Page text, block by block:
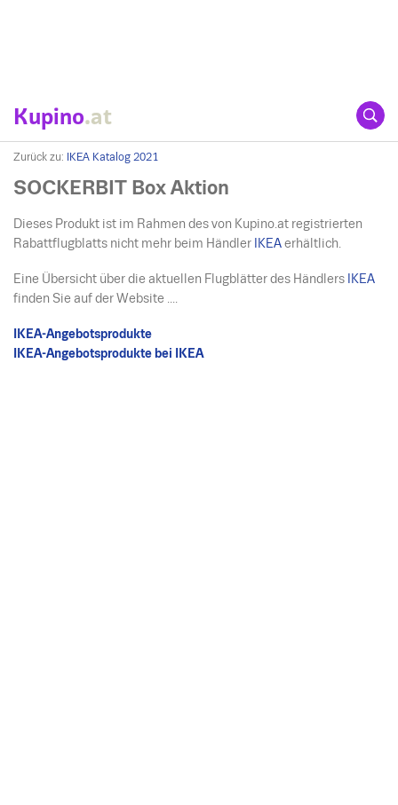
Kupino.at
Zurück zu: IKEA Katalog 2021
SOCKERBIT Box Aktion
Dieses Produkt ist im Rahmen des von Kupino.at registrierten
Rabattflugblatts nicht mehr beim Händler IKEAerhältlich.
Eine Übersicht über die aktuellen Flugblätter des Händlers IKEA
finden Sie auf der Website ....
IKEA-Angebotsprodukte
IKEA-Angebotsprodukte bei IKEA